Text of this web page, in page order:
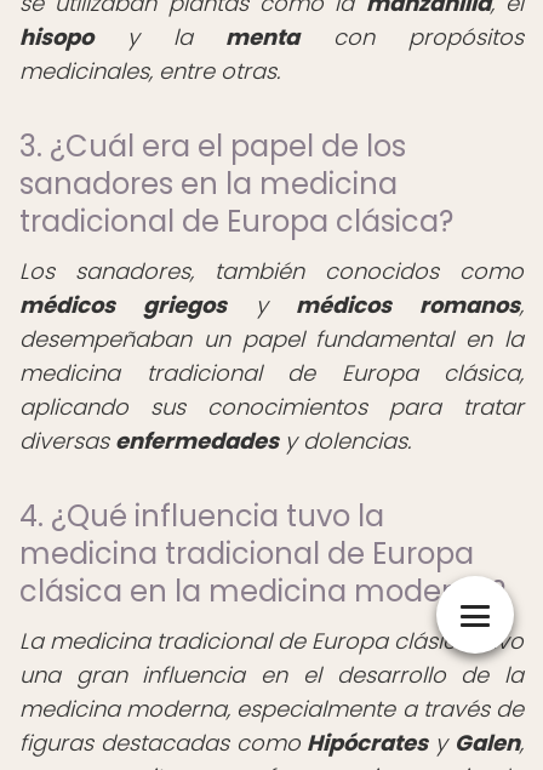
hisopoy la mentacon propósitos
medicinales, entre otras.
3. ¿Cuál era el papel de los
sanadores en la medicina
tradicional de Europa clásica?
Los sanadores, también conocidos como
médicos griegosy médicos romanos,
desempeñaban un papel fundamental en la
medicina tradicional de Europa clásica,
aplicando sus conocimientos para tratar
diversas enfermedadesy dolencias.
4. ¿Qué influencia tuvo la
medicina tradicional de Europa
clásica en la medicina moderna?
La medicina tradicional de Europa clásica tuvo
una gran influencia en el desarrollo de la
medicina moderna, especialmente a través de
figuras destacadas como Hipócratesy Galen,